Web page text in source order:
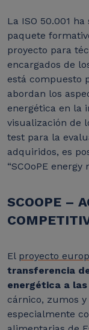
La ISO 50.001
paquete
proyecto para
encargados de
está compuesto
abordan los
energética en la
visualización de
test para la
adquiridos, es
“SCOoPE
SCOOPE –
El proyecto
transferencia
energética a
cárnico, zumos
especialmente